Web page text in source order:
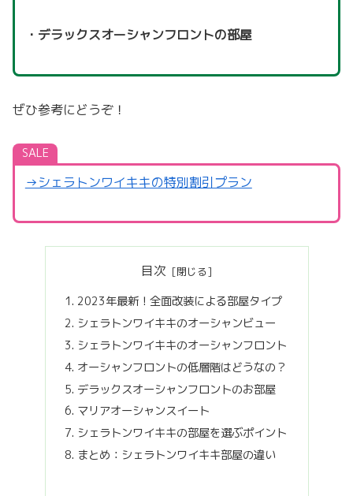
・デラックスオーシャンフロントの部屋
ぜひ参考にどうぞ！
SALE
→シェラトンワイキキの特別割引プラン
目次
2023年最新！全面改装による部屋タイプ
シェラトンワイキキのオーシャンビュー
シェラトンワイキキのオーシャンフロント
オーシャンフロントの低層階はどうなの？
デラックスオーシャンフロントのお部屋
マリアオーシャンスイート
シェラトンワイキキの部屋を選ぶポイント
まとめ：シェラトンワイキキ部屋の違い